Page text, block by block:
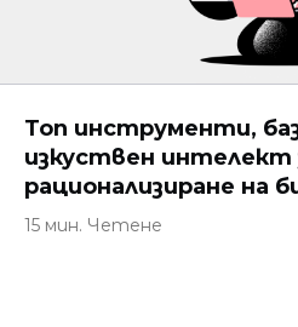
Топ инструменти,
изкуствен интелект
рационализиране на
15 мин. Четене